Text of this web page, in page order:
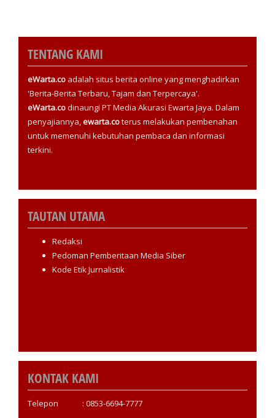
TENTANG KAMI
eWarta.co adalah situs berita online yang menghadirkan
'Berita-Berita Terbaru, Tajam dan Terpercaya'.
eWarta.codinaungi PT Media Akurasi Ewarta Jaya. Dalam
penyajiannya,ewarta.coterus melakukan pembenahan
untuk memenuhi kebutuhan pembaca dan informasi
terkini.
TAUTAN UTAMA
Redaksi
Pedoman Pemberitaan Media Siber
Kode Etik Jurnalistik
KONTAK KAMI
Telepon : 0853-6694-7777